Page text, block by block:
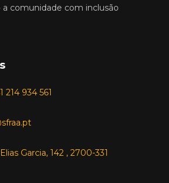
comunidade com inclusão
214 934 561
Garcia, 142 , 2700-331